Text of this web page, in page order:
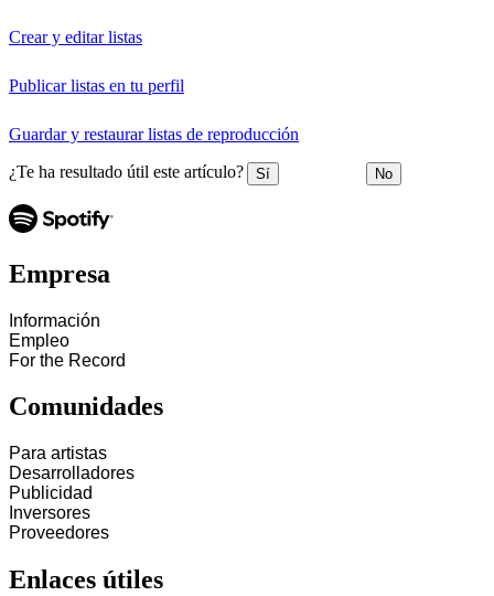
Crear y editar listas
Publicar listas en tu perfil
Guardar y restaurar listas de reproducción
¿Te ha resultado útil este artículo? Sí No
Empresa
Información
Empleo
For the Record
Comunidades
Para artistas
Desarrolladores
Publicidad
Inversores
Proveedores
Enlaces útiles